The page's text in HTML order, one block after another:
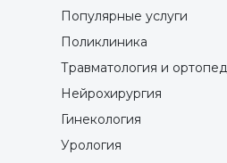
Популярные услуги
Поликлиника
Травматология и
Нейрохирургия
Гинекология
Урология